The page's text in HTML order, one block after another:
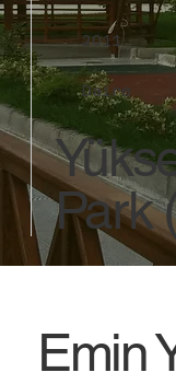
2011
Daire
Park
Emin